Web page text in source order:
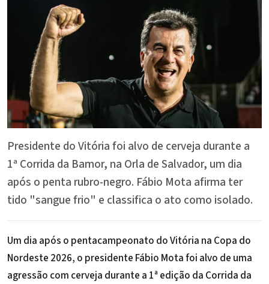
Presidente do Vitória foi alvo de cerveja durante a
1ª Corrida da Bamor, na Orla de Salvador, um dia
após o penta rubro-negro. Fábio Mota afirma ter
tido "sangue frio" e classifica o ato como isolado.
Um dia após o pentacampeonato do Vitória na Copa do
Nordeste 2026, o presidente Fábio Motafoi alvo de uma
agressão com cerveja durante a 1ª edição da Corrida da